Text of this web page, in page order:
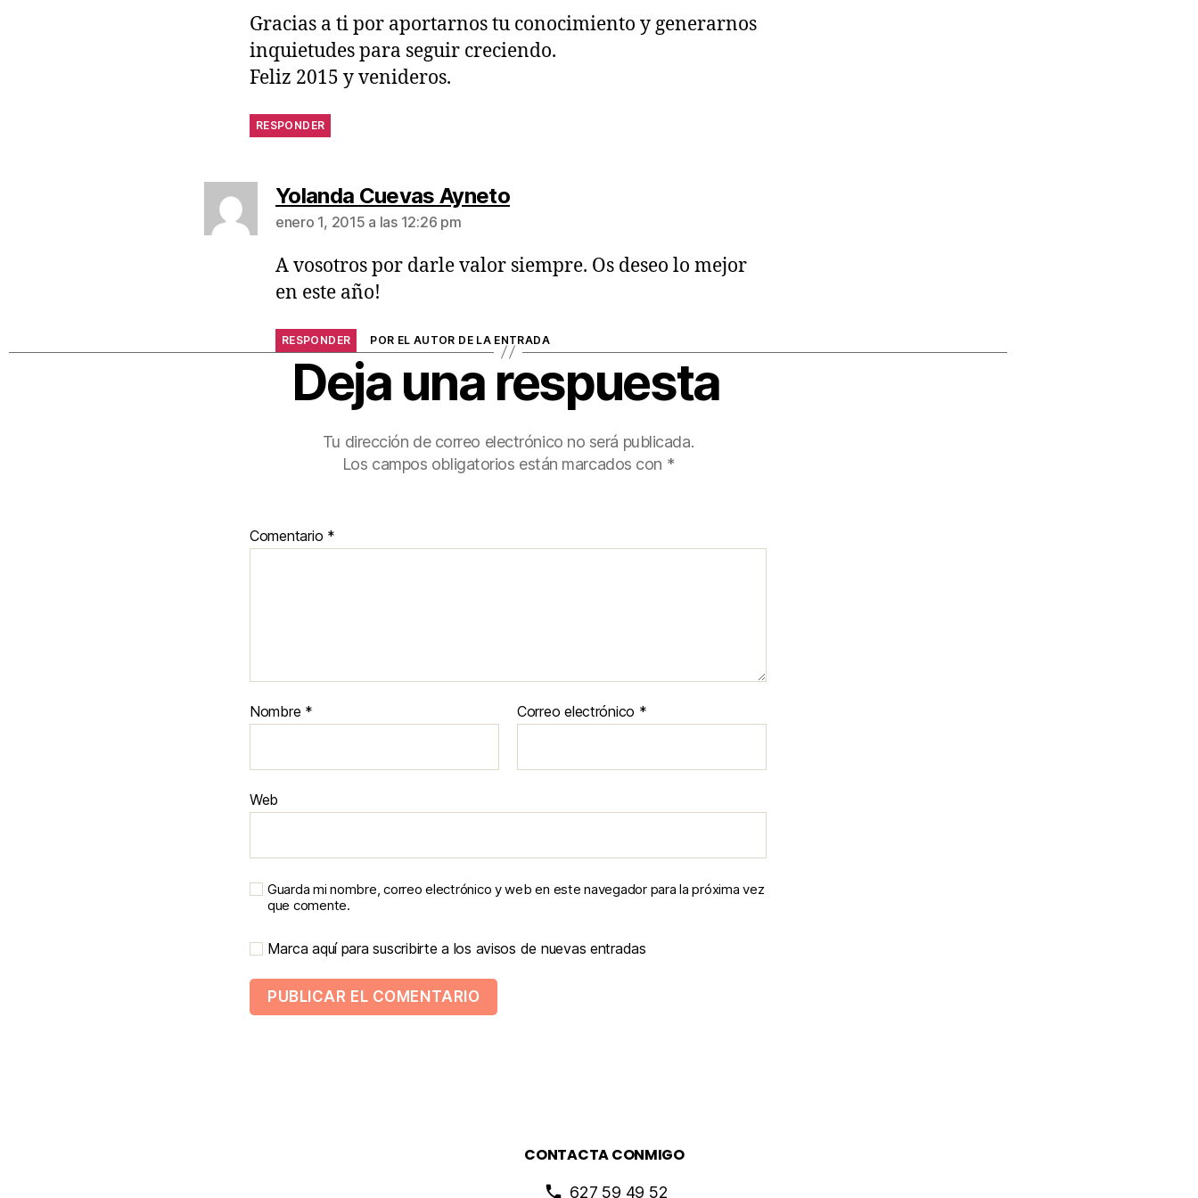
Gracias a ti por aportarnos tu conocimiento y generarnos
inquietudes para seguir creciendo.
Feliz 2015 y venideros.
RESPONDER
Yolanda Cuevas Ayneto
enero 1, 2015 a las 12:26 pm
A vosotros por darle valor siempre. Os deseo lo mejor
en este año!
RESPONDER POR EL AUTOR DE LA ENTRADA
Deja una respuesta
Tu dirección de correo electrónico no será publicada.
Los campos obligatorios están marcados con *
Comentario *
Nombre * Correo electrónico *
Web
Guarda mi nombre, correo electrónico y web en este navegador para la próxima vez
que comente.
Marca aquí para suscribirte a los avisos de nuevas entradas
CONTACTA CONMIGO
627 59 49 52